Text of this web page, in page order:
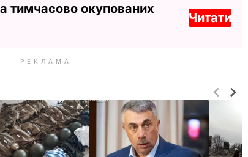
тимчасово окупованих
Читати
РЕКЛАМА